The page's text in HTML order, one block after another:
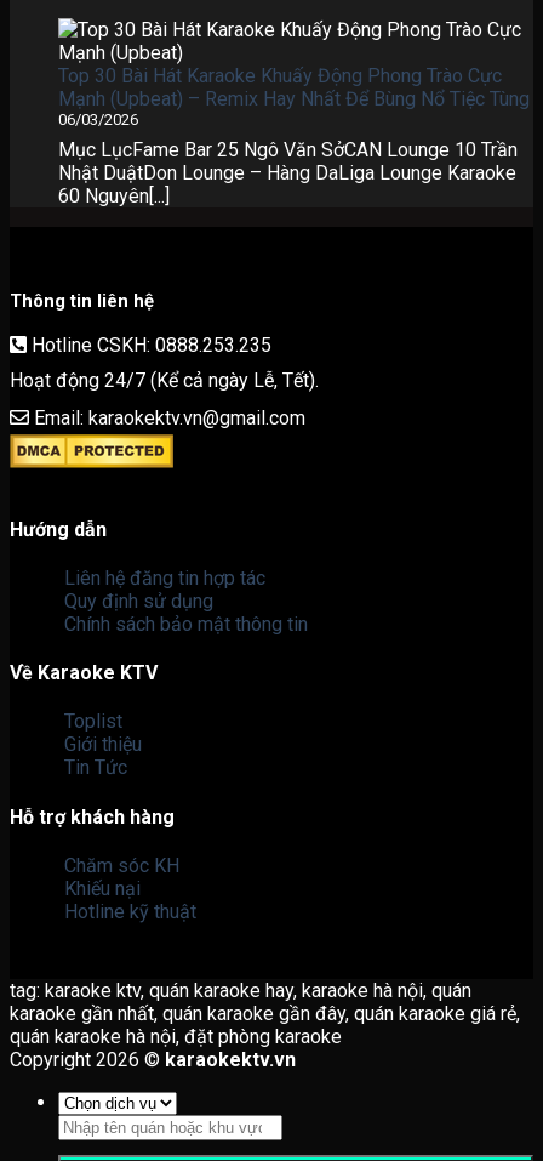
Top 30 Bài Hát Karaoke Khuấy Động Phong Trào Cực
Mạnh (Upbeat) – Remix Hay Nhất Để Bùng Nổ Tiệc Tùng
06/03/2026
Mục LụcFame Bar 25 Ngô Văn SởCAN Lounge 10 Trần
Nhật DuậtDon Lounge – Hàng DaLiga Lounge Karaoke
60 Nguyên[...]
Thông tin liên hệ
Hotline CSKH: 0888.253.235
Hoạt động 24/7 (Kể cả ngày Lễ, Tết).
Email: karaokektv.vn@gmail.com
Hướng dẫn
Liên hệ đăng tin hợp tác
Quy định sử dụng
Chính sách bảo mật thông tin
Về Karaoke KTV
Toplist
Giới thiệu
Tin Tức
Hỗ trợ khách hàng
Chăm sóc KH
Khiếu nại
Hotline kỹ thuật
tag: karaoke ktv, quán karaoke hay, karaoke hà nội, quán
karaoke gần nhất, quán karaoke gần đây, quán karaoke giá rẻ,
quán karaoke hà nội, đặt phòng karaoke
Copyright 2026 © karaokektv.vn
Tìm
kiếm: